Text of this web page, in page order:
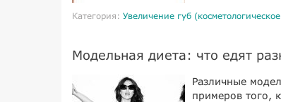
Категория: Увеличение губ
Модельная диета: что едят
Различные
примеров того,